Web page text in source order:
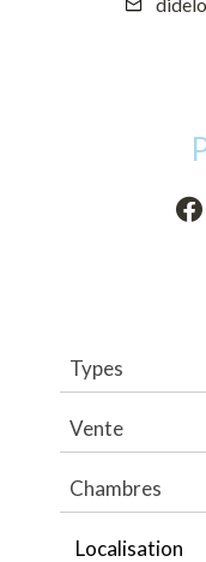
Types
Vente
Chambres
Localisation